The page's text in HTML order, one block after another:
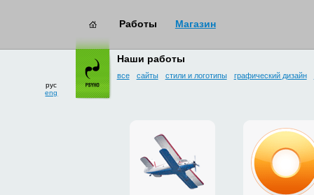
Работы Магазин
рус
eng
Наши работы
все сайты стили и логотипы графический дизайн
сайт
для
дропзоны
дизайн
плагина
g.ua